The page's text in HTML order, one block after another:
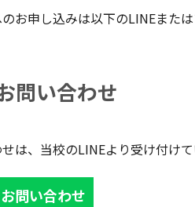
お申し込みは以下のLINEまたは
問い合わせ
は、当校のLINEより受け付け
問い合わせ